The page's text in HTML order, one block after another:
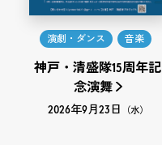
演劇・ダンス 音楽
神戸・清盛隊15周年記
念演舞
2026年9月23日 （水）